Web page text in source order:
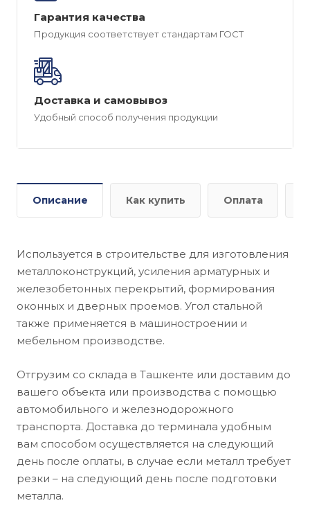
Гарантия качества
Продукция соответствует стандартам ГОСТ
Доставка и самовывоз
Удобный способ получения продукции
Описание Как купить Оплата
Используется в строительстве для изготовления
металлоконструкций, усиления арматурных и
железобетонных перекрытий, формирования
оконных и дверных проемов. Угол стальной
также применяется в машиностроении и
мебельном производстве.
Отгрузим со склада в Ташкенте или доставим до
вашего объекта или производства с помощью
автомобильного и железнодорожного
транспорта. Доставка до терминала удобным
вам способом осуществляется на следующий
день после оплаты, в случае если металл требует
резки – на следующий день после подготовки
металла.